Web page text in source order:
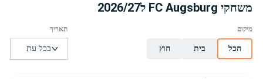
משחקי FC Augsburg ל2026/27
הכל בית חוץ